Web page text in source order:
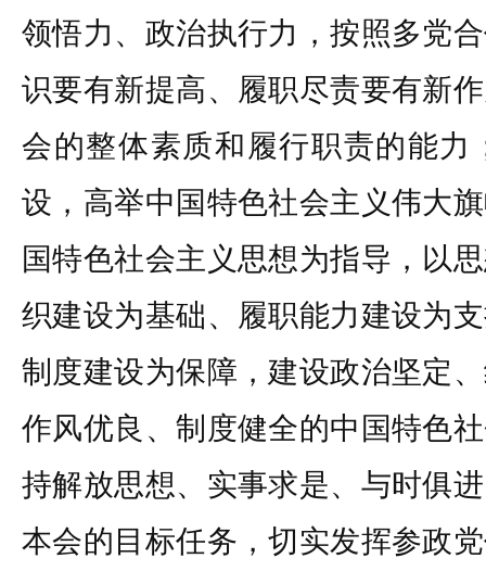
领悟力、政治执行力，按照多党
识要有新提高、履职尽责要有新
会的整体素质和履行职责的能力
设，高举中国特色社会主义伟大
国特色社会主义思想为指导，以
织建设为基础、履职能力建设为
制度建设为保障，建设政治坚定
作风优良、制度健全的中国特色
持解放思想、实事求是、与时俱
本会的目标任务，切实发挥参政